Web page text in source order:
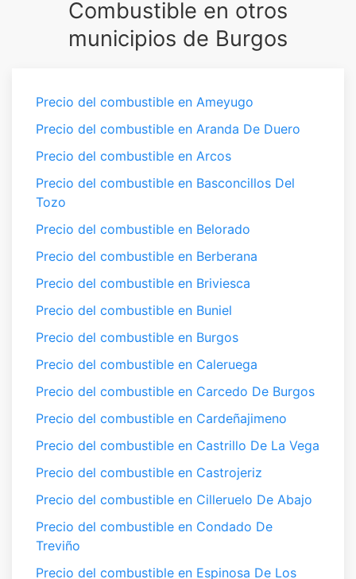
Combustible en otros
municipios de Burgos
Precio del combustible en Ameyugo
Precio del combustible en Aranda De Duero
Precio del combustible en Arcos
Precio del combustible en Basconcillos Del
Tozo
Precio del combustible en Belorado
Precio del combustible en Berberana
Precio del combustible en Briviesca
Precio del combustible en Buniel
Precio del combustible en Burgos
Precio del combustible en Caleruega
Precio del combustible en Carcedo De Burgos
Precio del combustible en Cardeñajimeno
Precio del combustible en Castrillo De La Vega
Precio del combustible en Castrojeriz
Precio del combustible en Cilleruelo De Abajo
Precio del combustible en Condado De
Treviño
Precio del combustible en Espinosa De Los